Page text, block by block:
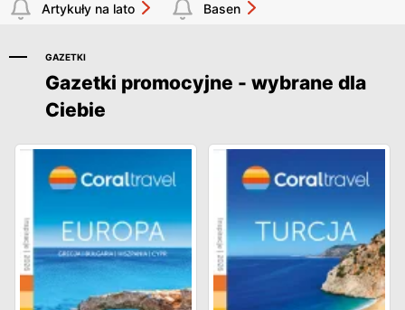
Artykuły na lato Basen
GAZETKI
Gazetki promocyjne - wybrane dla
Ciebie